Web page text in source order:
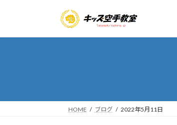
ッ
移
HOME ブログ 2022年5月11日